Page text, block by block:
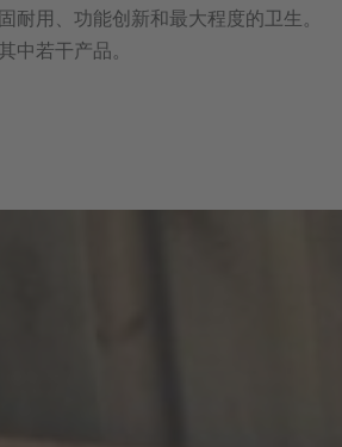
耐用、功能创新和最大程度的卫生。
中若干产品。